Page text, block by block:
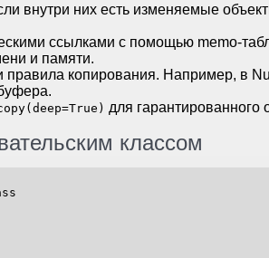
внутри них есть изменяемые
ссылками с помощью memo-
и памяти.
правила копирования. Например, в
для гарантированного
классом